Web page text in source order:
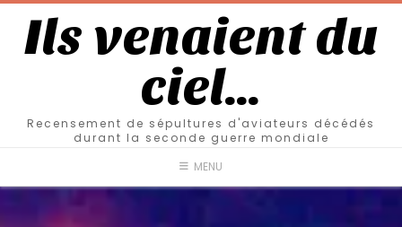
Ils venaient du
ciel…
Recensement de sépultures d'aviateurs décédés
durant la seconde guerre mondiale
MENU